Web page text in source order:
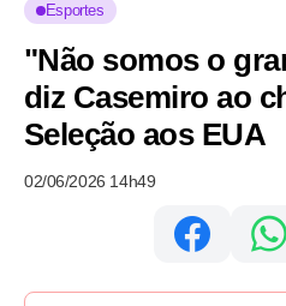
Esportes
"Não somos o
diz Casemiro ao
Seleção aos EUA
02/06/2026 14h49